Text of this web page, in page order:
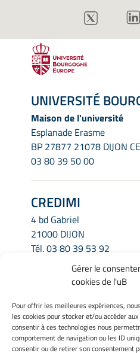
Gérer le
cookies de l'uB
Pour offrir les meilleures expériences,
les cookies pour stocker et/ou accéder
consentir à ces technologies nous
comportement de navigation ou les ID
consentir ou de retirer son consentement
UNIVERSITÉ
Maison de l'université
Esplanade Erasme
BP 27877 21078 DIJON
03 80 39 50 00
CREDIMI
4 bd Gabriel
21000 DIJON
Tél.03 80 39 53 92
INFORMATIONS
Mentions légales
Gérer mes cookies
Politique de cookies